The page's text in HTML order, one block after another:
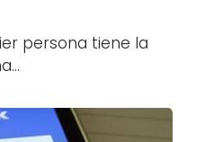
persona tiene la